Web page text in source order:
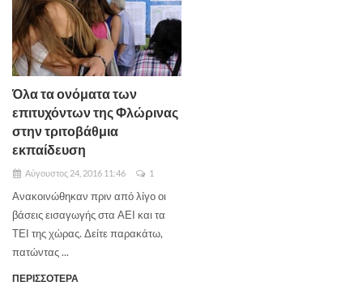
Όλα τα ονόματα των
επιτυχόντων της Φλώρινας
στην τριτοβάθμια
εκπαίδευση
Αύγουστος 24, 2016 11:46 1
Ανακοινώθηκαν πριν από λίγο οι
βάσεις εισαγωγής στα ΑΕΙ και τα
ΤΕΙ της χώρας. Δείτε παρακάτω,
πατώντας ...
ΠΕΡΙΣΣΟΤΕΡΑ